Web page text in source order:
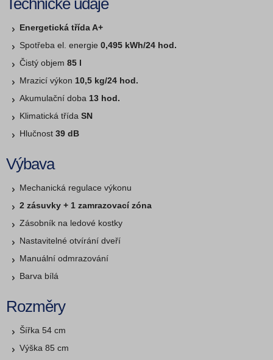
Technické údaje
Energetická třída A+
Spotřeba el. energie 0,495 kWh/24 hod.
Čistý objem 85 l
Mrazicí výkon 10,5 kg/24 hod.
Akumulační doba 13 hod.
Klimatická třída SN
Hlučnost 39 dB
Výbava
Mechanická regulace výkonu
2 zásuvky + 1 zamrazovací zóna
Zásobník na ledové kostky
Nastavitelné otvírání dveří
Manuální odmrazování
Barva bílá
Rozměry
Šířka 54 cm
Výška 85 cm